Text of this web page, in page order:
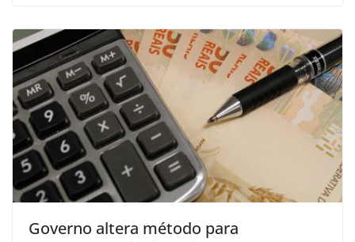
Governo altera método para